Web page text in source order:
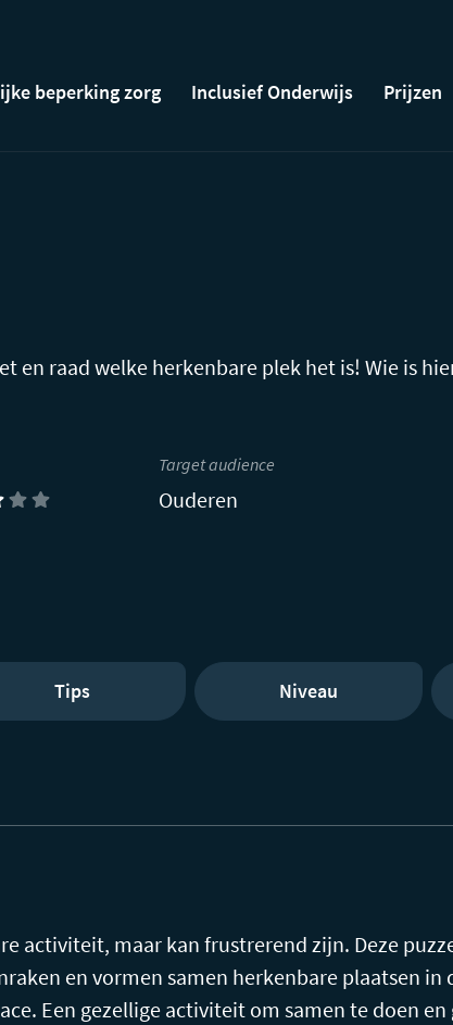
beperking zorg Inclusief Onderwijs Prijzen
en raad welke herkenbare plek het is! Wie is
Target audience
Ouderen
Tips Niveau
activiteit, maar kan frustrerend zijn. Deze
en vormen samen herkenbare plaatsen in
Een gezellige activiteit om samen te doen